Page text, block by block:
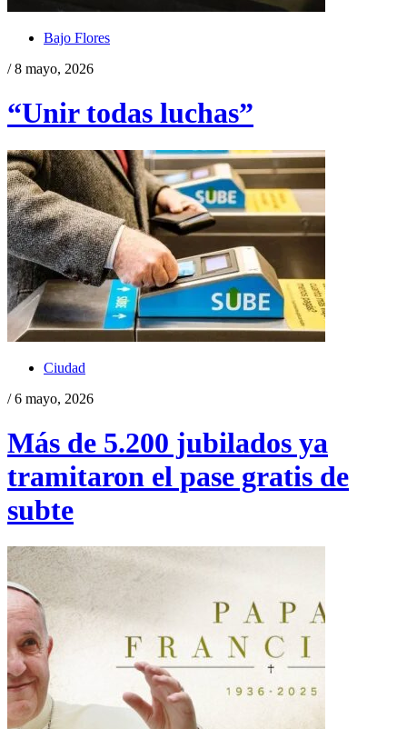
Bajo Flores
/ 8 mayo, 2026
“Unir todas luchas”
Ciudad
/ 6 mayo, 2026
Más de 5.200 jubilados ya
tramitaron el pase gratis de
subte